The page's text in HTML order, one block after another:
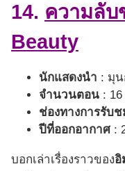
14. ความลับ
Beauty
นักแสดงนำ : มุ
จำนวนตอน :
ช่องทางการรับ
ปีที่ออกอากาศ :
บอกเล่าเรื่องราวของอิ